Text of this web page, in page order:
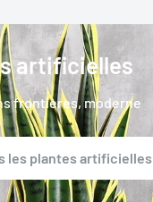
artificielles
frontières, moderne
les plantes artificielles